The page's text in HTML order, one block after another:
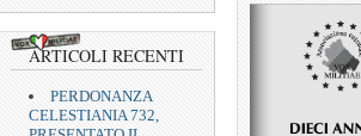
ARTICOLI RECENTI
PERDONANZA
CELESTIANIA 732,